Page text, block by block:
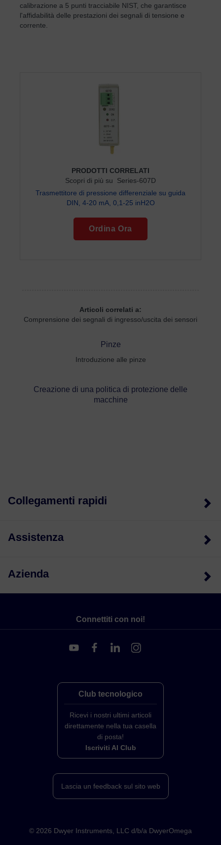
calibrazione a 5 punti tracciabile NIST, che garantisce
l'affidabilità delle prestazioni dei segnali di tensione e
corrente.
PRODOTTI CORRELATI
Scopri di più su Series-607D
Trasmettitore di pressione differenziale su guida
DIN, 4-20 mA, 0,1-25 inH2O
Ordina Ora
Articoli correlati a:
Comprensione dei segnali di ingresso/uscita dei sensori
Pinze
Introduzione alle pinze
Creazione di una politica di protezione delle
macchine
Collegamenti rapidi
Assistenza
Azienda
Connettiti con noi!
Club tecnologico
Ricevi i nostri ultimi articoli
direttamente nella tua casella
di posta!
Iscriviti Al Club
Lascia un feedback sul sito web
© 2026 Dwyer Instruments, LLC d/b/a DwyerOmega